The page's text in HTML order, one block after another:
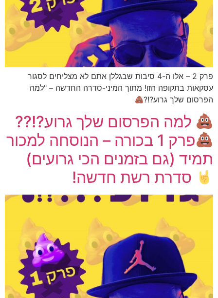
פרק 2 – אלו ה-4 סיבות שבגללן אתם לא מצליחים לסגור
עסקאות בתקופה הזו! מתוך המיני-סדרה החדשה – "למה
הפרסום שלך גרוע?!?
למה הפרסום שלך גרוע?!??
פרק 1 בכורה – הנוסחה למכור
תמיד (גם בזמנים הכי גרועים)
סדרת רשת חדשה!